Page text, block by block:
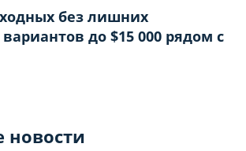
без лишних
до $15 000 рядом с
новости